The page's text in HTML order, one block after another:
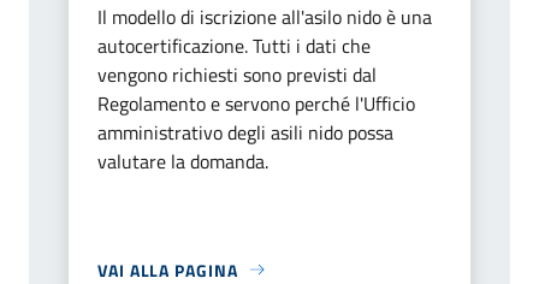
Il modello di iscrizione all'asilo nido è una
autocertificazione. Tutti i dati che
vengono richiesti sono previsti dal
Regolamento e servono perché l'Ufficio
amministrativo degli asili nido possa
valutare la domanda.
VAI ALLA PAGINA